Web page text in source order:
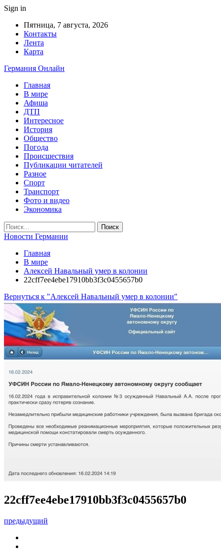
Sign in
Пятница, 7 августа, 2026
Контакты
Лента
Карта
Германия Онлайн
Главная
В мире
Афиша
ДТП
Интересное
История
Общество
Погода
Происшествия
Публикации читателей
Разное
Спорт
Транспорт
Фото и видео
Экономика
Новости Германии
Главная
В мире
Алексей Навальный умер в колонии
22cff7ee4ebe17910bb3f3c0455657b0
Вернуться к "Алексей Навальный умер в колонии"
22cff7ee4ebe17910bb3f3c0455657b0
предыдущий